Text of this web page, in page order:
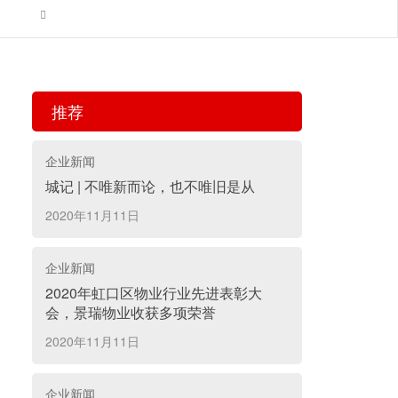

推荐
企业新闻
城记 | 不唯新而论，也不唯旧是从
2020年11月11日
企业新闻
2020年虹口区物业行业先进表彰大
会，景瑞物业收获多项荣誉
2020年11月11日
企业新闻